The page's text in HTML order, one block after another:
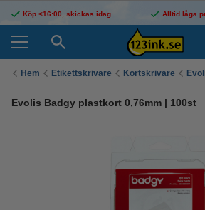
Köp <16:00, skickas idag Alltid låga
Hem Etikettskrivare Kortskrivare
Evolis Badgy plastkort 0,76mm | 100st